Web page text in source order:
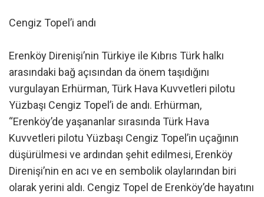
Cengiz Topel’i andı
Erenköy Direnişi’nin Türkiye ile Kıbrıs Türk halkı
arasındaki bağ açısından da önem taşıdığını
vurgulayan Erhürman, Türk Hava Kuvvetleri pilotu
Yüzbaşı Cengiz Topel’i de andı. Erhürman,
“Erenköy’de yaşananlar sırasında Türk Hava
Kuvvetleri pilotu Yüzbaşı Cengiz Topel’in uçağının
düşürülmesi ve ardından şehit edilmesi, Erenköy
Direnişi’nin en acı ve en sembolik olaylarından biri
olarak yerini aldı. Cengiz Topel de Erenköy’de hayatını